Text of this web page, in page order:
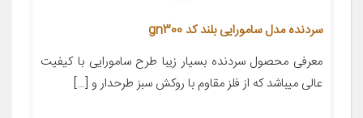
سردنده مدل سامورایی بلند کد gn300
معرفی محصول سردنده بسیار زیبا طرح سامورایی با کیفیت
عالی میباشد که از فلز مقاوم با روکش سبز طرحدار و […]